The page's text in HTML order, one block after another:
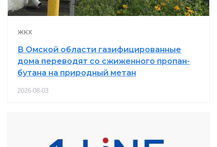
ЖКХ
В Омской области газифицированные
дома переводят со сжиженного пропан-
бутана на природный метан
2026-08-03